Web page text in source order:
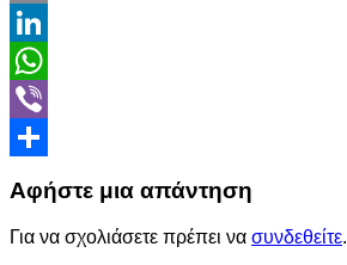
Email
LinkedIn
WhatsApp
Viber
Αφήστε μια απάντηση
Για να σχολιάσετε πρέπει να συνδεθείτε.